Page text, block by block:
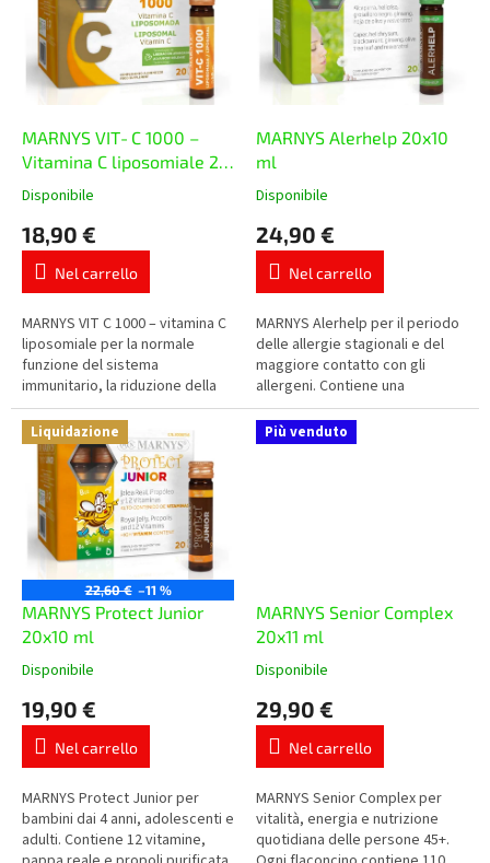
p
MARNYS VIT‑C 1000 –
Vitamina C liposomiale 20
x 10 ml
La
media
del
prodotto
5,0
su
5
stelle.
Disponibile
18,90 €
Nel carrello
MARNYS VIT C 1000 – vitamina C
liposomiale per la normale
funzione del sistema
immunitario, la riduzione della
stanchezza e la protezione
delle cellule dallo stress
ossidativo....
MARNYS Alerhelp 20x10
ml
La
media
del
prodotto
5,0
su
5
stelle.
Disponibile
24,90 €
Nel carrello
MARNYS Alerhelp per il periodo
delle allergie stagionali e del
maggiore contatto con gli
allergeni. Contiene una
combinazione di ingredienti
vegetali selezionati,
resveratrolo e...
Liquidazione
22,60 € –11 %
MARNYS Protect Junior
20x10 ml
La
media
del
prodotto
5,0
su
5
Disponibile
19,90 €
Nel carrello
MARNYS Protect Junior per
bambini dai 4 anni, adolescenti e
adulti. Contiene 12 vitamine,
Più venduto
MARNYS Senior Complex
20x11 ml
La
media
del
prodotto
5,0
su
5
Disponibile
29,90 €
Nel carrello
MARNYS Senior Complex per
vitalità, energia e nutrizione
quotidiana delle persone 45+.